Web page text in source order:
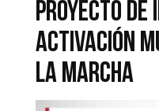
PROYECTO DE
ACTIVACIÓN
LA MARCHA